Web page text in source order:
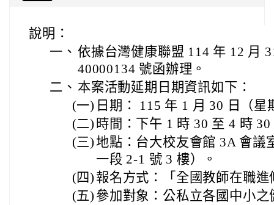
說明：
一、 依據台灣健康聯盟 114 年 12 月
40000134 號函辦理。
二、 本案活動延期日期資訊如下：
(一) 日期： 115 年 1 月 30 日（星
(二) 時間：下午 1 時 30 至 4 時
(三)地點：台大校友會館 3A 會議
一段 2-1 號 3 樓）。
(四) 報名方式：「全國教師在職
(五) 參加對象：公私立各國中小